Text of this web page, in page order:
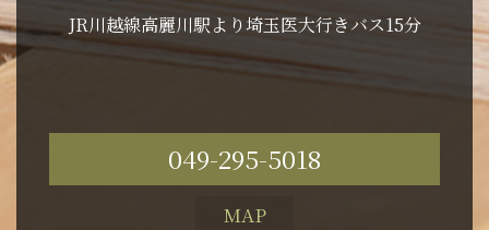
JR川越線高麗川駅より埼玉医大行きバス15分
049-295-5018
MAP